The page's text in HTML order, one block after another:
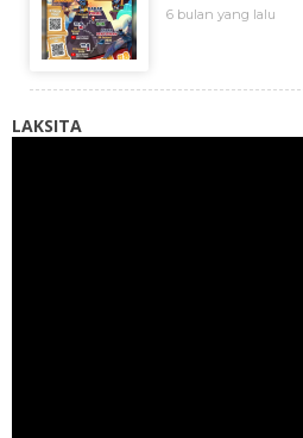
6 bulan yang lalu
LAKSITA